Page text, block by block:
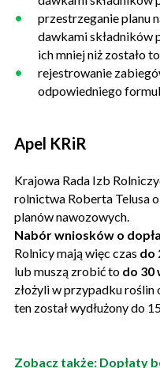
przestrzeganie planu
dawkami składników
ich mniej niż zostało
rejestrowanie
odpowiedniego
Apel KRiR
Krajowa Rada Izb
rolnictwa Roberta Telusa
planów nawozowych.
Nabór wniosków o
Rolnicy mają więc czas do
lub muszą zrobić to do 30
złożyli w przypadku roślin
ten został wydłużony do
Zobacz także: Dopłaty